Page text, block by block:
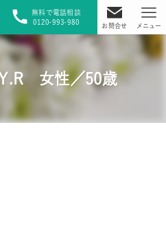
無料で電話相談
0120-993-980
お問合せ メニュー
女性／50歳